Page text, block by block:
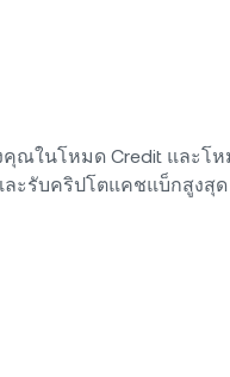
คุณในโหมด Credit และโห
ละรับคริปโตแคชแบ็กสูงสุด